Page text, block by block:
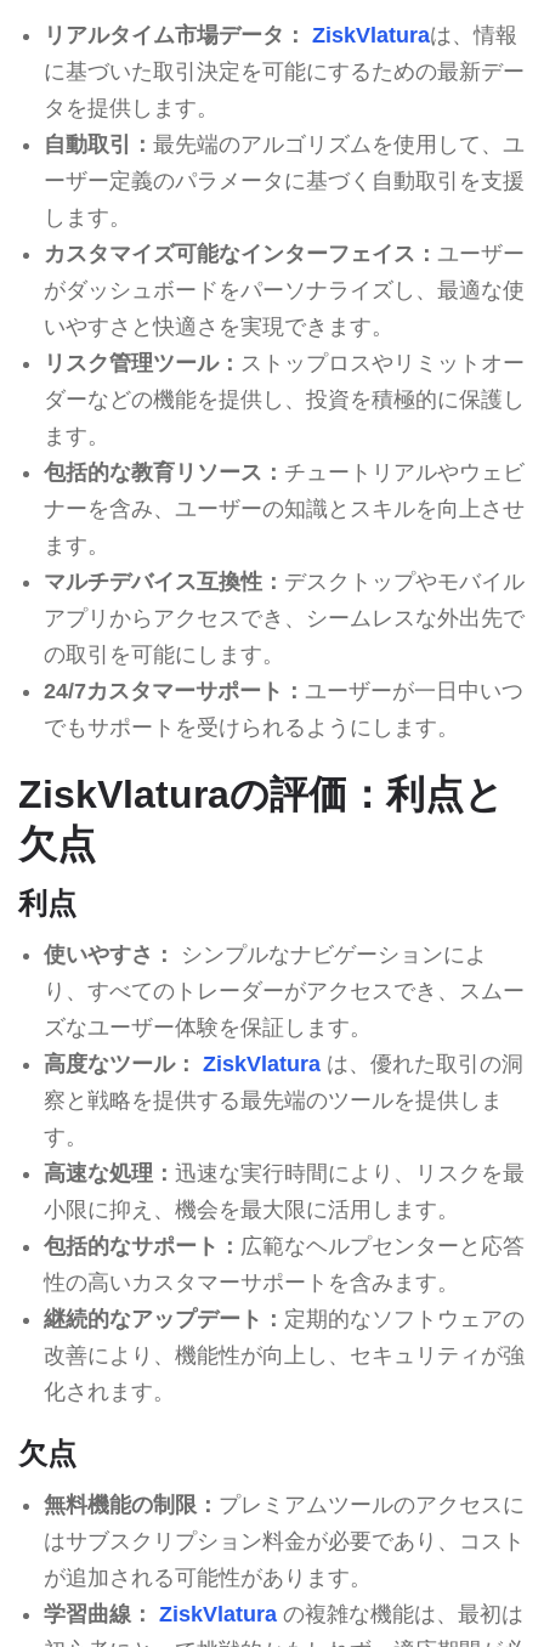
リアルタイム市場データ： ZiskVlaturaは、情報
に基づいた取引決定を可能にするための最新デー
タを提供します。
自動取引： 最先端のアルゴリズムを使用して、ユ
ーザー定義のパラメータに基づく自動取引を支援
します。
カスタマイズ可能なインターフェイス： ユーザー
がダッシュボードをパーソナライズし、最適な使
いやすさと快適さを実現できます。
リスク管理ツール： ストップロスやリミットオー
ダーなどの機能を提供し、投資を積極的に保護し
ます。
包括的な教育リソース： チュートリアルやウェビ
ナーを含み、ユーザーの知識とスキルを向上させ
ます。
マルチデバイス互換性： デスクトップやモバイル
アプリからアクセスでき、シームレスな外出先で
の取引を可能にします。
24/7カスタマーサポート： ユーザーが一日中いつ
でもサポートを受けられるようにします。
ZiskVlaturaの評価：利点と
欠点
利点
使いやすさ：
シンプルなナビゲーションによ
り、すべてのトレーダーがアクセスでき、スムー
ズなユーザー体験を保証します。
高度なツール： ZiskVlaturaは、優れた取引の洞
察と戦略を提供する最先端のツールを提供しま
す。
高速な処理： 迅速な実行時間により、リスクを最
小限に抑え、機会を最大限に活用します。
包括的なサポート： 広範なヘルプセンターと応答
性の高いカスタマーサポートを含みます。
継続的なアップデート： 定期的なソフトウェアの
改善により、機能性が向上し、セキュリティが強
化されます。
欠点
無料機能の制限： プレミアムツールのアクセスに
はサブスクリプション料金が必要であり、コスト
が追加される可能性があります。
学習曲線： ZiskVlaturaの複雑な機能は、最初は